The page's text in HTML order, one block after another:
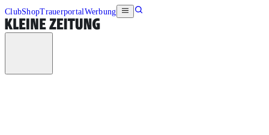
ClubShopTrauerportalWerbung